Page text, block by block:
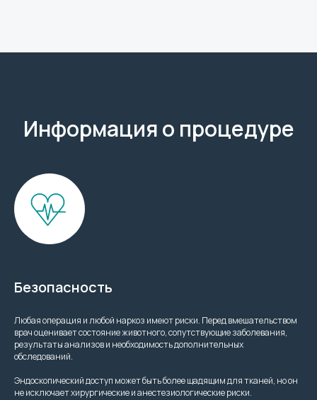
Информация о процедуре
Безопасность
Любая операция и любой наркоз имеют риски. Перед вмешательством
врач оценивает состояние животного, сопутствующие заболевания,
результаты анализов и необходимость дополнительных
обследований.
Эндоскопический доступ может быть более щадящим для тканей, но он
не исключает хирургические и анестезиологические риски.